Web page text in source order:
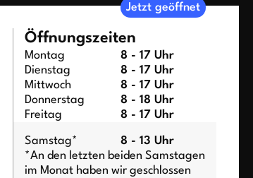
Jetzt geöffnet
Öffnungszeiten
Montag
8 - 17 Uhr
Dienstag
8 - 17 Uhr
Mittwoch
8 - 17 Uhr
Donnerstag
8 - 18 Uhr
Freitag
8 - 17 Uhr
Samstag*
8 - 13 Uhr
*An den letzten beiden Samstagen
im Monat haben wir geschlossen